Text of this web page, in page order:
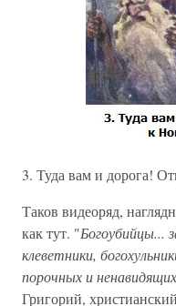
3. Туда вам и дорога!
Таков видеоряд,
как тут. "Богоубийцы...
клеветники,
порочных и
Григорий,